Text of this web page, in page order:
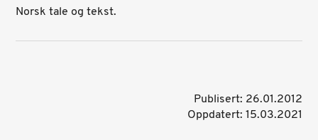
Norsk tale og tekst.
Publisert: 26.01.2012
Oppdatert: 15.03.2021